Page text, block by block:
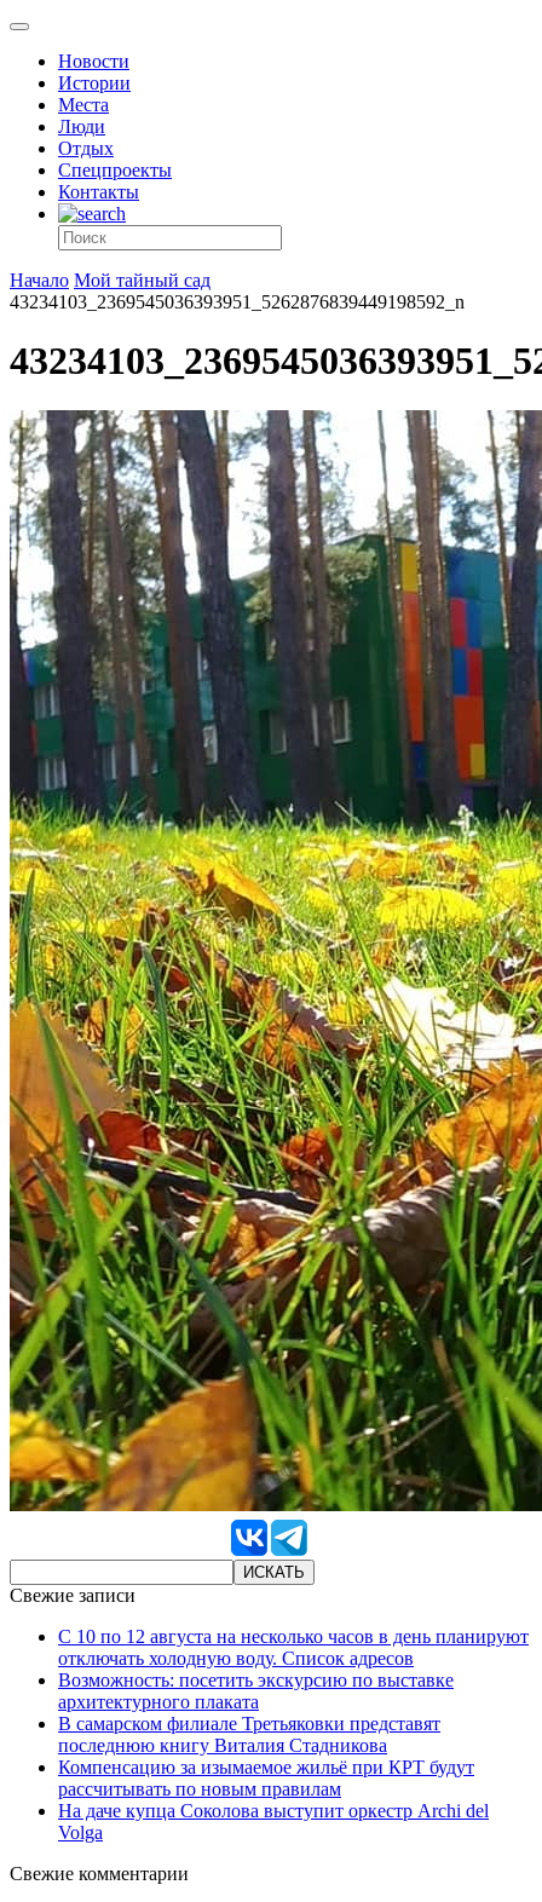
Новости
Истории
Места
Люди
Отдых
Спецпроекты
Контакты
Начало Мой тайный сад
43234103_2369545036393951_5262876839449198592_n
Свежие записи
С 10 по 12 августа на несколько часов в день планируют
отключать холодную воду. Список адресов
Возможность: посетить экскурсию по выставке
архитектурного плаката
В самарском филиале Третьяковки представят
последнюю книгу Виталия Стадникова
Компенсацию за изымаемое жильё при КРТ будут
рассчитывать по новым правилам
На даче купца Соколова выступит оркестр Archi del
Volga
Свежие комментарии